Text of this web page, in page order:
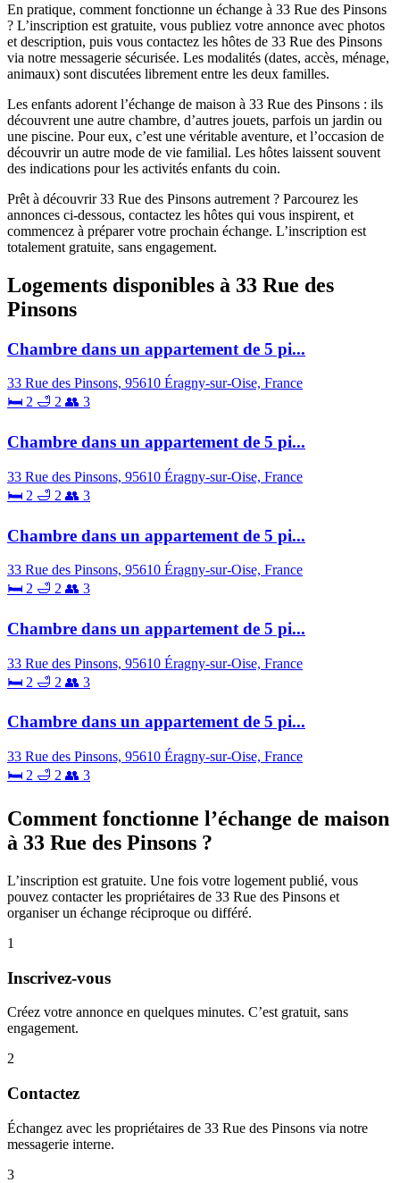
En pratique, comment fonctionne un échange à 33 Rue des Pinsons
? L’inscription est gratuite, vous publiez votre annonce avec photos
et description, puis vous contactez les hôtes de 33 Rue des Pinsons
via notre messagerie sécurisée. Les modalités (dates, accès, ménage,
animaux) sont discutées librement entre les deux familles.
Les enfants adorent l’échange de maison à 33 Rue des Pinsons : ils
découvrent une autre chambre, d’autres jouets, parfois un jardin ou
une piscine. Pour eux, c’est une véritable aventure, et l’occasion de
découvrir un autre mode de vie familial. Les hôtes laissent souvent
des indications pour les activités enfants du coin.
Prêt à découvrir 33 Rue des Pinsons autrement ? Parcourez les
annonces ci-dessous, contactez les hôtes qui vous inspirent, et
commencez à préparer votre prochain échange. L’inscription est
totalement gratuite, sans engagement.
Logements disponibles à 33 Rue des
Pinsons
Chambre dans un appartement de 5 pi...
33 Rue des Pinsons, 95610 Éragny-sur-Oise, France
🛏 2 🛁 2 👥 3
Chambre dans un appartement de 5 pi...
33 Rue des Pinsons, 95610 Éragny-sur-Oise, France
🛏 2 🛁 2 👥 3
Chambre dans un appartement de 5 pi...
33 Rue des Pinsons, 95610 Éragny-sur-Oise, France
🛏 2 🛁 2 👥 3
Chambre dans un appartement de 5 pi...
33 Rue des Pinsons, 95610 Éragny-sur-Oise, France
🛏 2 🛁 2 👥 3
Chambre dans un appartement de 5 pi...
33 Rue des Pinsons, 95610 Éragny-sur-Oise, France
🛏 2 🛁 2 👥 3
Comment fonctionne l’échange de maison
à 33 Rue des Pinsons ?
L’inscription est gratuite. Une fois votre logement publié, vous
pouvez contacter les propriétaires de 33 Rue des Pinsons et
organiser un échange réciproque ou différé.
1
Inscrivez-vous
Créez votre annonce en quelques minutes. C’est gratuit, sans
engagement.
2
Contactez
Échangez avec les propriétaires de 33 Rue des Pinsons via notre
messagerie interne.
3